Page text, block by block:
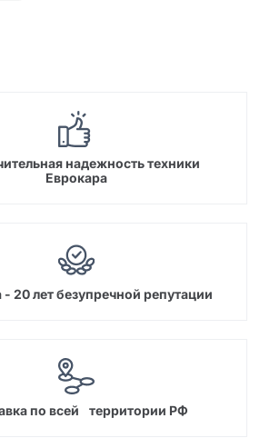
надежность техники
Еврокара
- 20 лет безупречной репутации
по всей территории РФ